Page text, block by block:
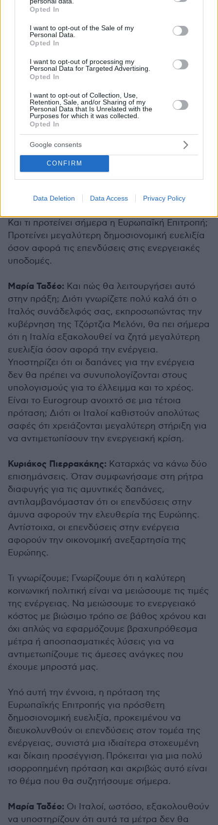
grant or deny consent to Google and its third-party tags to
use your data for below specified purposes in below Google
consent section.
Opted In
I want to opt-out of the Sale of my
Personal Data.
Opted In
I want to opt-out of processing my
Personal Data for Targeted Advertising.
Opted In
I want to opt-out of Collection, Use,
Retention, Sale, and/or Sharing of my
Personal Data that Is Unrelated with the
Purposes for which it was collected.
Opted In
Google consents
CONFIRM
Data Deletion Data Access Privacy Policy
Και τρίτον, οι πολιτικές που εφαρμόζουμε
τις βραχυπρόθεσμες παρεμβάσεις μας. Όταν
επενδύουμε στην ενέργεια, στην
πραγματικότητα επενδύουμε στη
μακροπρόθεσμη κυριαρχία, στις δυνατότητες
και στις ανάγκες της Ευρωπαϊκής Ένωσης
συνολικά.
Ξέρουμε καλά ότι οι επενδύσεις που
πραγματοποιήσαμε ως Ευρωπαίοι από το 2022
και μετά μας επέτρεψαν να βιώσουμε την
κρίση με κατά 12% μικρότερη ένταση, σύμφωνα
με τους υπολογισμούς του ΔΝΤ, σε σύγκριση
προχωρήσει στις απαραίτητες επενδύσεις.
Και τι προτείνει σήμερα η Ευρωπαϊκή Επιτροπή;
Προτείνει μεγαλύτερη δημοσιονομική ευελιξία
όσον αφορά τις επενδύσεις στις ενεργειακές
υποδομές.
Μαρία Ταδέο: Και πώς θα λειτουργήσει αυτό
στην πράξη; Διότι γνωρίζετε πολύ καλά ότι ο
Ιταλός συνάδελφός σας, εκπροσωπώντας την
κυβέρνηση της Τζόρτζια Μελόνι, θα πει σήμερα
ότι η Ιταλία εξακολουθεί να ζητά μεγαλύτερη
ευελιξία όσον αφορά την ενέργεια.
Υποστηρίζει ότι οι δαπάνες για την ενέργεια
δεν θα πρέπει να συνυπολογίζονται στους
υπολογισμούς για το έλλειμμα και το χρέος.
Είναι το Eurogroup ανοιχτό σε μια τέτοια
πρόταση; Διότι οι Ιταλοί καθιστούν απολύτως
σαφές ότι χρειάζονται μεγαλύτερη στήριξη για
να αντιμετωπίσουν την ενεργειακή κρίση.
Κυριάκος Πιερρακάκης: Καταρχάς να κάνω δύο
επισημάνσεις. Όταν συμφωνήσαμε στη ρήτρα
διαφυγής για τις αμυντικές δαπάνες,
αντιλαμβανόμασταν ότι οι επενδύσεις στην
άμυνα αφορούν την ελευθερία της Ευρώπης.
Αντίστοιχα, οι επενδύσεις στην ενέργεια
αφορούν την οικονομική ανεξαρτησία της
Ευρώπης.
Τι γνωρίζουμε; Γνωρίζουμε ότι η καλύτερη
κοινωνική πολιτική είναι να μειώσουμε τις τιμές
της ενέργειας. Να μειώσουμε το ενεργειακό
κόστος με βιώσιμο τρόπο σε βάθος χρόνου και
όχι απλώς να εφαρμόζουμε βραχυπρόθεσμα
μέτρα ή αποσπασματικές λύσεις για να
αντιμετωπίζουμε τις άμεσες ανάγκες που
έχουμε μπροστά μας.
Υπό αυτή την έννοια, η πρόταση της
Ευρωπαϊκής Επιτροπής για πρόσθετη
δημοσιονομική ευελιξία, προκειμένου να
διευκολυνθούν οι επενδύσεις στον τομέα της
ενέργειας, συνιστά μια ιδιαίτερα στοχευμένη
και δίκαιη προσέγγιση. Πρόκειται για μια πολύ
ισορροπημένη πρόταση και ακριβώς αυτό είναι
το θέμα που θα συζητήσουμε σήμερα.
Μαρία Ταδέο: Οι Ιταλοί, ωστόσο, εξακολουθούν
να υποστηρίζουν ότι αυτά τα μέτρα δεν θα